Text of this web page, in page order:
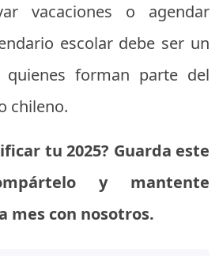
vacaciones o agendar
escolar debe ser un
forman parte del
chileno.
tu 2025? Guarda este
y mantente
mes con nosotros.